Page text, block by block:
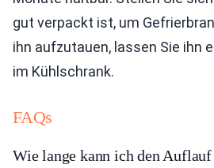
gut verpackt ist, um
ihn aufzutauen, lassen Sie ihn
im Kühlschrank.
FAQs
Wie lange kann ich den